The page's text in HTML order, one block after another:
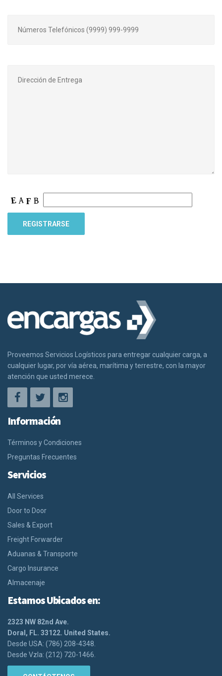
Proveemos Servicios Logísticos para entregar cualquier carga, a
cualquier lugar, por vía aérea, marítima y terrestre, con la mayor
atención que usted merece.
Información
Términos y Condiciones
Preguntas Frecuentes
Servicios
All Services
Door to Door
Sales & Export
Freight Forwarder
Aduanas & Transporte
Cargo Insurance
Almacenaje
Estamos Ubicados en:
2323 NW 82nd Ave.
Doral, FL. 33122. United States.
Desde USA: (786) 208-4348.
Desde Vzla: (212) 720-1466.